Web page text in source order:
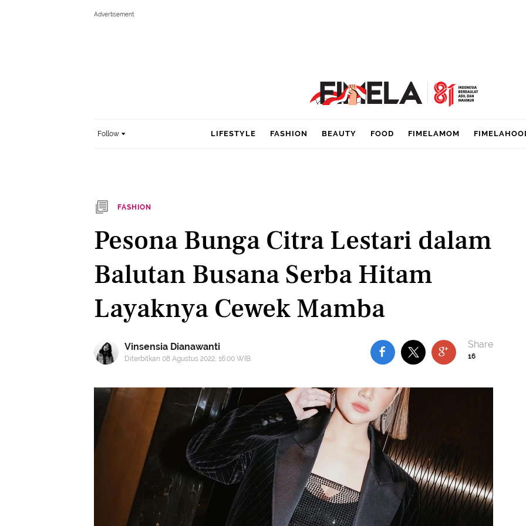
Follow LIFESTYLE FASHION BEAUTY FOOD FIMELAMOM
FASHION
Pesona Bunga Citra Lestari dalam
Balutan Busana Serba Hitam
Layaknya Cewek Mamba
Vinsensia Dianawanti
Diterbitkan 08 Agustus 2022, 16:00 WIB 16